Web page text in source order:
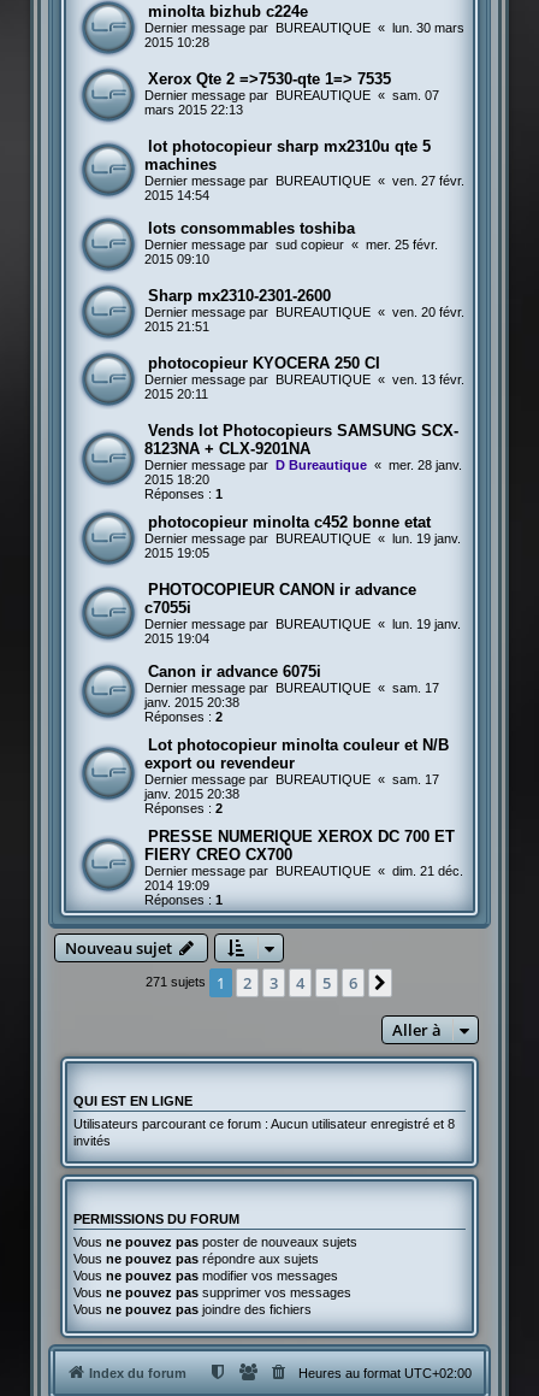
minolta bizhub c224e
Dernier message par BUREAUTIQUE « lun. 30 mars
2015 10:28
Xerox Qte 2 =>7530-qte 1=> 7535
Dernier message par BUREAUTIQUE « sam. 07
mars 2015 22:13
lot photocopieur sharp mx2310u qte 5
machines
Dernier message par BUREAUTIQUE « ven. 27 févr.
2015 14:54
lots consommables toshiba
Dernier message par sud copieur « mer. 25 févr.
2015 09:10
Sharp mx2310-2301-2600
Dernier message par BUREAUTIQUE « ven. 20 févr.
2015 21:51
photocopieur KYOCERA 250 CI
Dernier message par BUREAUTIQUE « ven. 13 févr.
2015 20:11
Vends lot Photocopieurs SAMSUNG SCX-
8123NA + CLX-9201NA
Dernier message par D Bureautique « mer. 28 janv.
2015 18:20
Réponses : 1
photocopieur minolta c452 bonne etat
Dernier message par BUREAUTIQUE « lun. 19 janv.
2015 19:05
PHOTOCOPIEUR CANON ir advance
c7055i
Dernier message par BUREAUTIQUE « lun. 19 janv.
2015 19:04
Canon ir advance 6075i
Dernier message par BUREAUTIQUE « sam. 17
janv. 2015 20:38
Réponses : 2
Lot photocopieur minolta couleur et N/B
export ou revendeur
Dernier message par BUREAUTIQUE « sam. 17
janv. 2015 20:38
Réponses : 2
PRESSE NUMERIQUE XEROX DC 700 ET
FIERY CREO CX700
Dernier message par BUREAUTIQUE « dim. 21 déc.
2014 19:09
Réponses : 1
Nouveau sujet
271 sujets 1 2 3 4 5 6
Aller à
QUI EST EN LIGNE
Utilisateurs parcourant ce forum : Aucun utilisateur enregistré et 8
invités
PERMISSIONS DU FORUM
Vous ne pouvez pasposter de nouveaux sujets
Vous ne pouvez pasrépondre aux sujets
Vous ne pouvez pasmodifier vos messages
Vous ne pouvez passupprimer vos messages
Vous ne pouvez pasjoindre des fichiers
Index du forum Heures au formatUTC+02:00